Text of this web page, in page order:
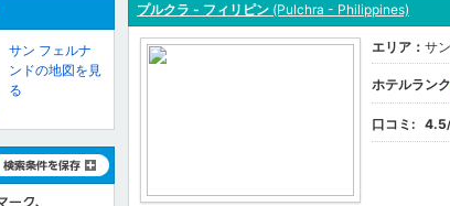
プルクラ - フィリピン (Pulchra - Philippines)
エリア： サ
ホテルラン
口コミ: 4.5
サン フェルナ
ンドの地図を見
る